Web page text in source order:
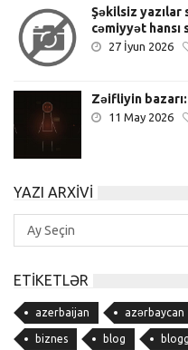
Şəkilsiz yazılar
cəmiyyət hansı
27 İyun 2026
Zəifliyin
11 May 2026
YAZI ARXIVI
Yazı
Arxivi
ETIKETLƏR
azerbaijan azərbaycan
biznes blog